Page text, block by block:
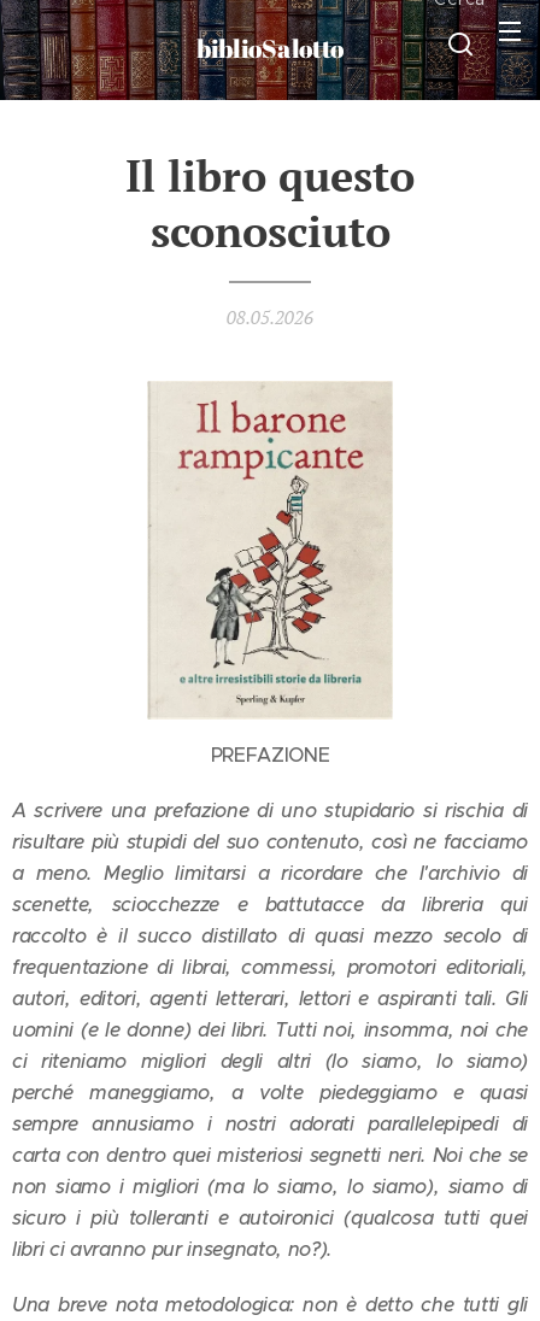
biblioSalotto
Il libro questo
sconosciuto
08.05.2026
PREFAZIONE
A scrivere una prefazione di uno stupidario si rischia di
risultare più stupidi del suo contenuto, così ne facciamo
a meno. Meglio limitarsi a ricordare che l'archivio di
scenette, sciocchezze e battutacce da libreria qui
raccolto è il succo distillato di quasi mezzo secolo di
frequentazione di librai, commessi, promotori editoriali,
autori, editori, agenti letterari, lettori e aspiranti tali. Gli
uomini (e le donne) dei libri. Tutti noi, insomma, noi che
ci riteniamo migliori degli altri (lo siamo, lo siamo)
perché maneggiamo, a volte piedeggiamo e quasi
sempre annusiamo i nostri adorati parallelepipedi di
carta con dentro quei misteriosi segnetti neri. Noi che se
non siamo i migliori (ma lo siamo, lo siamo), siamo di
sicuro i più tolleranti e autoironici (qualcosa tutti quei
libri ci avranno pur insegnato, no?).
Una breve nota metodologica: non è detto che tutti gli